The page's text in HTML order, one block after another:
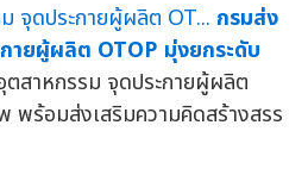
กรมส่ง
ายผู้ผลิต OTOP มุ่งยกระดับ
สาหกรรม จุดประกายผู้ผลิต
พร้อมส่งเสริมความคิดสร้างสรร